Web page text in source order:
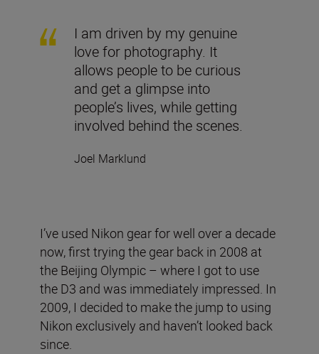
I am driven by my genuine
love for photography. It
allows people to be curious
and get a glimpse into
people’s lives, while getting
involved behind the scenes.
Joel Marklund
I’ve used Nikon gear for well over a decade
now, first trying the gear back in 2008 at
the Beijing Olympic – where I got to use
the D3 and was immediately impressed. In
2009, I decided to make the jump to using
Nikon exclusively and haven’t looked back
since.